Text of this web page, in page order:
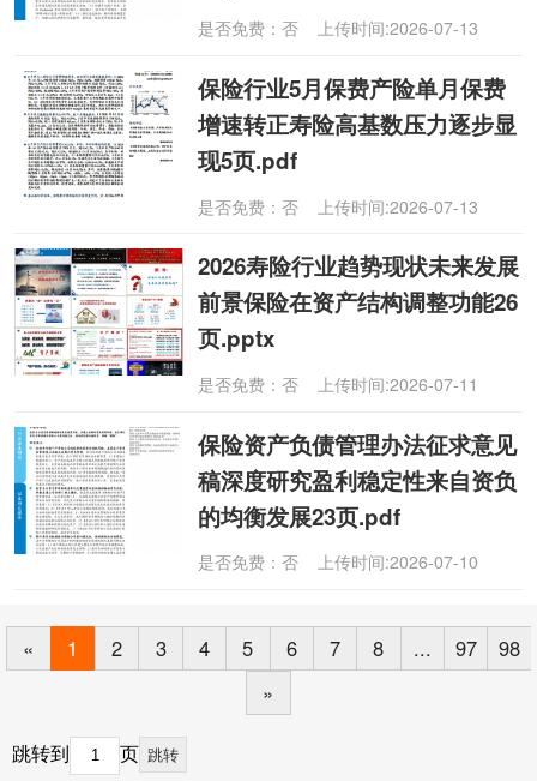
是否免费：否 上传时间:2026-07-13
保险行业5月保费产险单月保费
增速转正寿险高基数压力逐步显
现5页.pdf
是否免费：否 上传时间:2026-07-13
2026寿险行业趋势现状未来发展
前景保险在资产结构调整功能26
页.pptx
是否免费：否 上传时间:2026-07-11
保险资产负债管理办法征求意见
稿深度研究盈利稳定性来自资负
的均衡发展23页.pdf
是否免费：否 上传时间:2026-07-10
« 1 2 3 4 5 6 7 8 ... 97
98
»
跳转到 页 跳转